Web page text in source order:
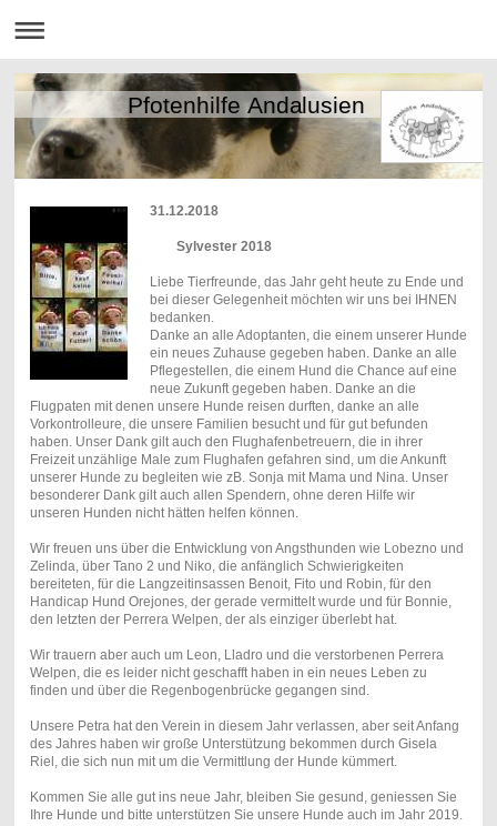
Pfotenhilfe Andalusien
31.12.2018
Sylvester 2018
Liebe Tierfreunde, das Jahr geht heute zu Ende und
bei dieser Gelegenheit möchten wir uns bei IHNEN
bedanken.
Danke an alle Adoptanten, die einem unserer Hunde
ein neues Zuhause gegeben haben. Danke an alle
Pflegestellen, die einem Hund die Chance auf eine
neue Zukunft gegeben haben. Danke an die
Flugpaten mit denen unsere Hunde reisen durften, danke an alle
Vorkontrolleure, die unsere Familien besucht und für gut befunden
haben. Unser Dank gilt auch den Flughafenbetreuern, die in ihrer
Freizeit unzählige Male zum Flughafen gefahren sind, um die Ankunft
unserer Hunde zu begleiten wie zB. Sonja mit Mama und Nina. Unser
besonderer Dank gilt auch allen Spendern, ohne deren Hilfe wir
unseren Hunden nicht hätten helfen können.
Wir freuen uns über die Entwicklung von Angsthunden wie Lobezno und
Zelinda, über Tano 2 und Niko, die anfänglich Schwierigkeiten
bereiteten, für die Langzeitinsassen Benoit, Fito und Robin, für den
Handicap Hund Orejones, der gerade vermittelt wurde und für Bonnie,
den letzten der Perrera Welpen, der als einziger überlebt hat.
Wir trauern aber auch um Leon, Lladro und die verstorbenen Perrera
Welpen, die es leider nicht geschafft haben in ein neues Leben zu
finden und über die Regenbogenbrücke gegangen sind.
Unsere Petra hat den Verein in diesem Jahr verlassen, aber seit Anfang
des Jahres haben wir große Unterstützung bekommen durch Gisela
Riel, die sich nun mit um die Vermittlung der Hunde kümmert.
Kommen Sie alle gut ins neue Jahr, bleiben Sie gesund, geniessen Sie
Ihre Hunde und bitte unterstützen Sie unsere Hunde auch im Jahr 2019.